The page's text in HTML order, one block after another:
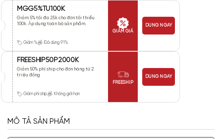
MGG5%TU100K
Giảm 5% tối đa 25k cho đơn tối thiểu
100k. Áp dụng toàn bộ sản phẩm.
Giảm % Đã dùng 91%
GIẢM GIÁ
DÙNG NGAY
FREESHIP50P2000K
Giảm 50% phí ship cho đơn hàng từ 2
triệu đồng
Giảm phí ship Không giới hạn
FREESHIP
DÙNG NGAY
MÔ TẢ SẢN PHẨM